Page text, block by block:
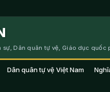
Dân quân tự vệ, Giáo dục quốc
Dân quân tự vệ Việt Nam